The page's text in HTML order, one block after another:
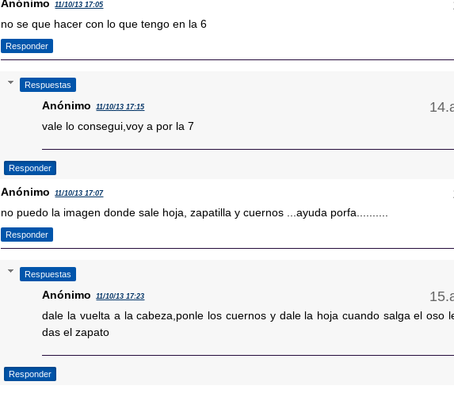
Anónimo 11/10/13 17:05
no se que hacer con lo que tengo en la 6
Responder
Respuestas
Anónimo 11/10/13 17:15
vale lo consegui,voy a por la 7
Responder
Anónimo 11/10/13 17:07
no puedo la imagen donde sale hoja, zapatilla y cuernos ...ayuda porfa..........
Responder
Respuestas
Anónimo 11/10/13 17:23
dale la vuelta a la cabeza,ponle los cuernos y dale la hoja cuando salga el oso
das el zapato
Responder